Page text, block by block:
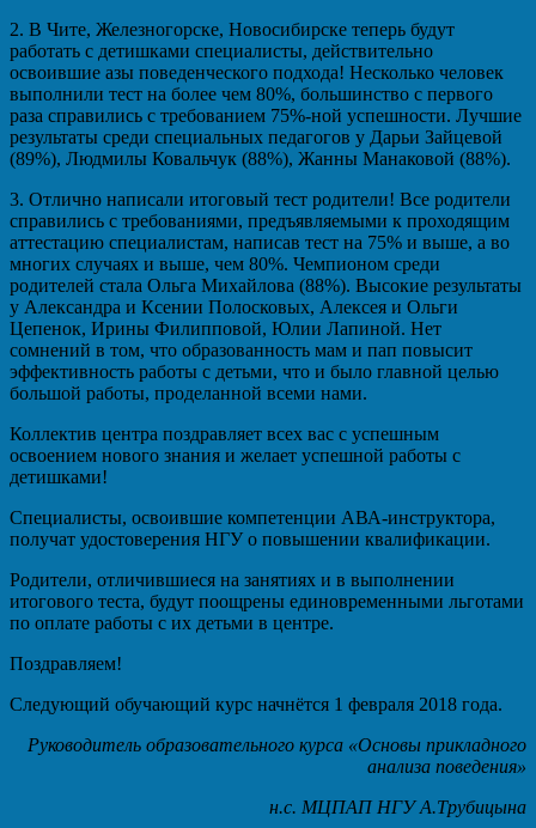
2. В Чите, Железногорске, Новосибирске теперь будут
работать с детишками специалисты, действительно
освоившие азы поведенческого подхода! Несколько человек
выполнили тест на более чем 80%, большинство с первого
раза справились с требованием 75%-ной успешности. Лучшие
результаты среди специальных педагогов у Дарьи Зайцевой
(89%), Людмилы Ковальчук (88%), Жанны Манаковой (88%).
3. Отлично написали итоговый тест родители! Все родители
справились с требованиями, предъявляемыми к проходящим
аттестацию специалистам, написав тест на 75% и выше, а во
многих случаях и выше, чем 80%. Чемпионом среди
родителей стала Ольга Михайлова (88%). Высокие результаты
у Александра и Ксении Полосковых, Алексея и Ольги
Цепенок, Ирины Филипповой, Юлии Лапиной. Нет
сомнений в том, что образованность мам и пап повысит
эффективность работы с детьми, что и было главной целью
большой работы, проделанной всеми нами.
Коллектив центра поздравляет всех вас с успешным
освоением нового знания и желает успешной работы с
детишками!
Специалисты, освоившие компетенции АВА-инструктора,
получат удостоверения НГУ о повышении квалификации.
Родители, отличившиеся на занятиях и в выполнении
итогового теста, будут поощрены единовременными льготами
по оплате работы с их детьми в центре.
Поздравляем!
Следующий обучающий курс начнётся 1 февраля 2018 года.
Руководитель образовательного курса «Основы прикладного
анализа поведения»
н.с. МЦПАП НГУ А.Трубицына